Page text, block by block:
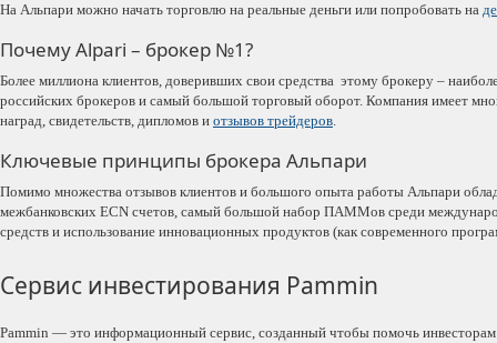
На Альпари можно начать торговлю на реальные деньги или попробовать на
Почему Alpari – брокер №1?
Более миллиона клиентов, доверивших свои средства этому брокеру –
российских брокеров и самый большой торговый оборот. Компания имеет
наград, свидетельств, дипломов и отзывов трейдеров.
Ключевые принципы брокера Альпари
Помимо множества отзывов клиентов и большого опыта работы Альпари
межбанковских ECN счетов, самый большой набор ПАММов среди
средств и использование инновационных продуктов (как современного
Сервис инвестирования Pammin
Pammin — это информационный сервис, созданный чтобы помочь